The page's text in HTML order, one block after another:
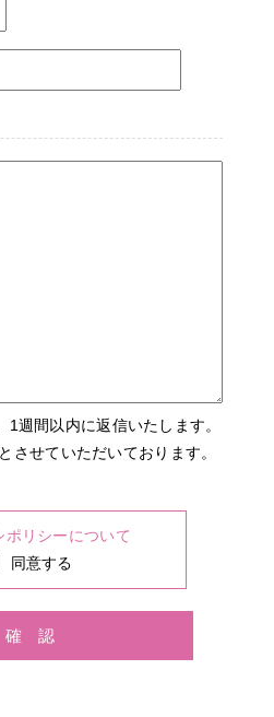
週間以内に返信いたします。
させていただいております。
ポリシーについて
同意する